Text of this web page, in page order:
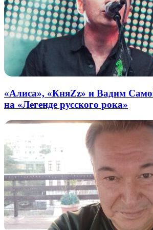
«Алиса», «КняZz» и Вадим
на «Легенде русского рока»